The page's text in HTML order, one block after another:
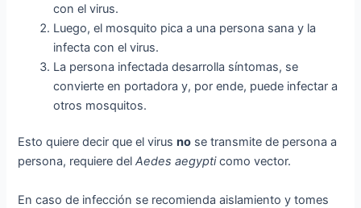
con el virus.
Luego, el mosquito pica a una persona sana y la
infecta con el virus.
La persona infectada desarrolla síntomas, se
convierte en portadora y, por ende, puede infectar a
otros mosquitos.
Esto quiere decir que el virusno se transmite de persona a
persona, requiere delAedes aegypticomo vector.
En caso de infección se recomienda aislamiento y tomes